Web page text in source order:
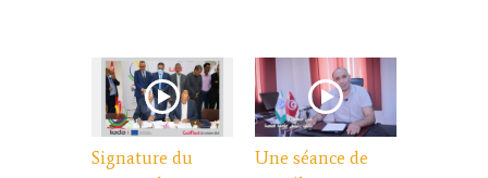
Signature du
Une séance de